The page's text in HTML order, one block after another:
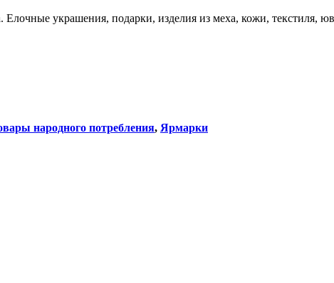
Елочные украшения, подарки, изделия из меха, кожи, текстиля,
народного потребления, Ярмарки